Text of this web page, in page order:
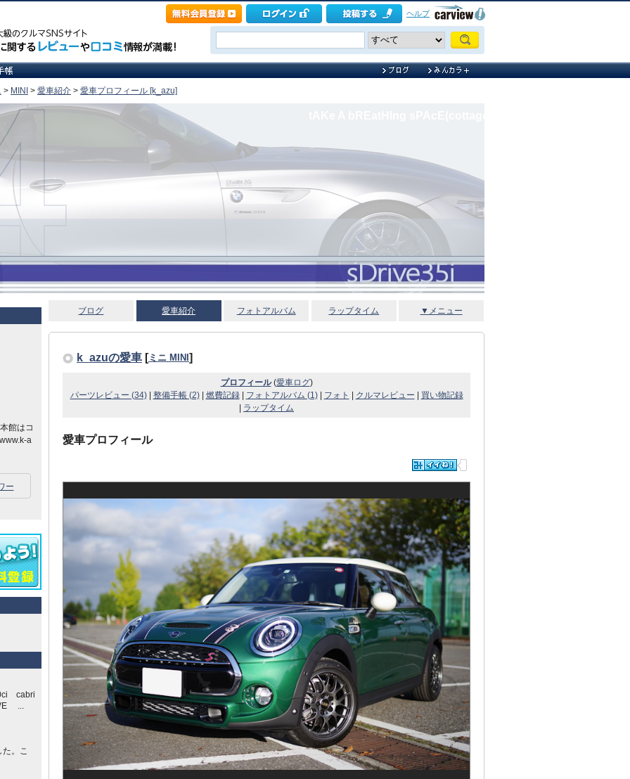
ヘルプ
> MINI > 愛車紹介 > 愛車プロフィール [k_azu]
ブログ 愛車紹介 フォトアルバム ラップタイム ▼メニュー
k_azuの愛車 [ ミニ MINI ]
プロフィール(愛車ログ)
パーツレビュー (34)| 整備手帳 (2)| 燃費記録| フォトアルバム (1)| フォト クルマレビュー
買い物記録
ラップタイム
愛車プロフィール
館はコ
a
ー
cabri
...
。こ